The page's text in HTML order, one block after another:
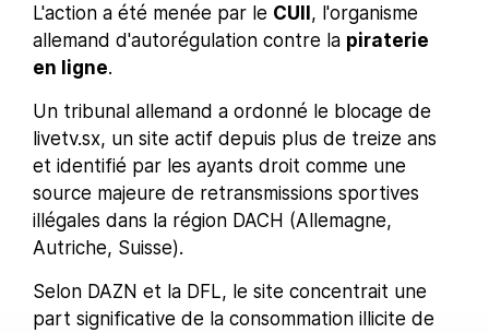
L'action a été menée par le CUII, l'organisme
allemand d'autorégulation contre la piraterie
en ligne.
Un tribunal allemand a ordonné le blocage de
livetv.sx, un site actif depuis plus de treize ans
et identifié par les ayants droit comme une
source majeure de retransmissions sportives
illégales dans la région DACH (Allemagne,
Autriche, Suisse).
Selon DAZN et la DFL, le site concentrait une
part significative de la consommation illicite de